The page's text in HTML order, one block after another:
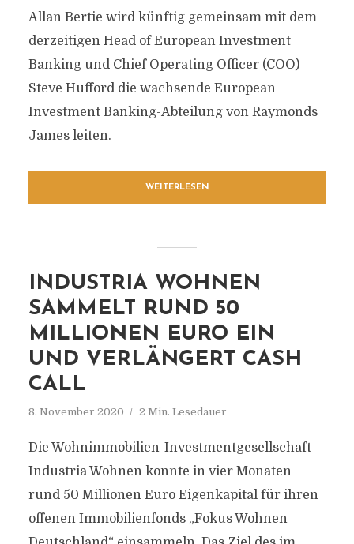
Allan Bertie wird künftig gemeinsam mit dem
derzeitigen Head of European Investment
Banking und Chief Operating Officer (COO)
Steve Hufford die wachsende European
Investment Banking-Abteilung von Raymonds
James leiten.
WEITERLESEN
INDUSTRIA WOHNEN
SAMMELT RUND 50
MILLIONEN EURO EIN
UND VERLÄNGERT CASH
CALL
8. November 2020 2 Min. Lesedauer
Die Wohnimmobilien-Investmentgesellschaft
Industria Wohnen konnte in vier Monaten
rund 50 Millionen Euro Eigenkapital für ihren
offenen Immobilienfonds „Fokus Wohnen